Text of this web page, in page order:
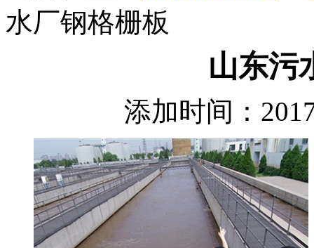
水厂钢格栅板
山东污
添加时间：